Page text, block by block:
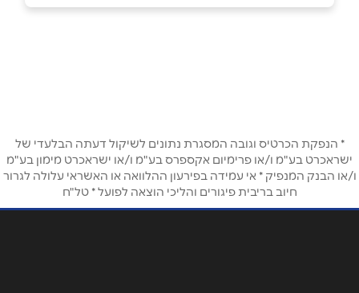
אימייל*
* הנפקת הכרטיס וגובה המסגרת נתונים לשיקול דעתה הבלעדי של
ישראכרט בע"מ ו/או פרימיום אקספרס בע"מ ו/או ישראכרט מימון בע"מ
ו/או הבנק המנפיק * אי עמידה בפירעון ההלוואה או האשראי עלולה לגרור
חיוב בריבית פיגורים והליכי הוצאה לפועל * טל"ח